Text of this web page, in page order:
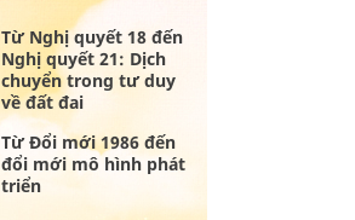
Từ Nghị quyết 18 đến
Nghị quyết 21: Dịch
chuyển trong tư duy
về đất đai
Từ Đổi mới 1986 đến
đổi mới mô hình phát
triển